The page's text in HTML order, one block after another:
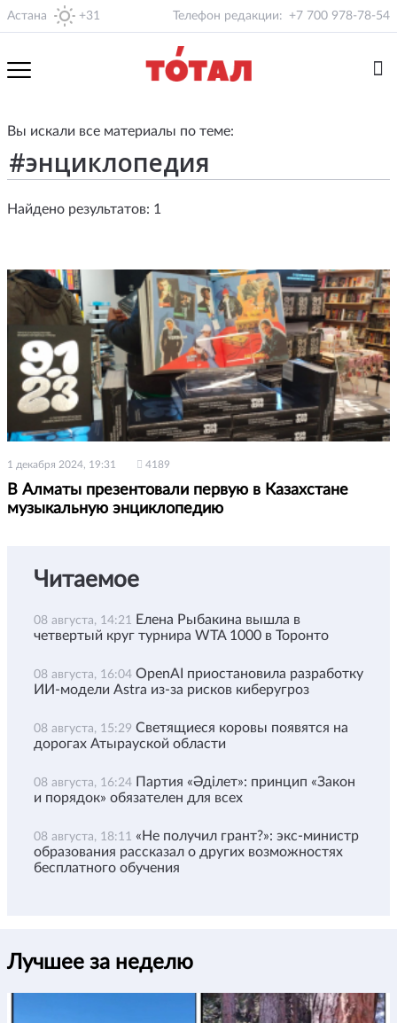
Астана +31 Телефон редакции: +7 700 978-78-54
Вы искали все материалы по теме:
Найдено результатов: 1
1 декабря 2024, 19:31 4189
В Алматы презентовали первую в Казахстане
музыкальную энциклопедию
Читаемое
08 августа, 14:21 Елена Рыбакина вышла в
четвертый круг турнира WTA 1000 в Торонто
08 августа, 16:04 OpenAI приостановила разработку
ИИ-модели Astra из-за рисков киберугроз
08 августа, 15:29 Светящиеся коровы появятся на
дорогах Атырауской области
08 августа, 16:24 Партия «Әділет»: принцип «Закон
и порядок» обязателен для всех
08 августа, 18:11 «Не получил грант?»: экс-министр
образования рассказал о других возможностях
бесплатного обучения
Лучшее за неделю